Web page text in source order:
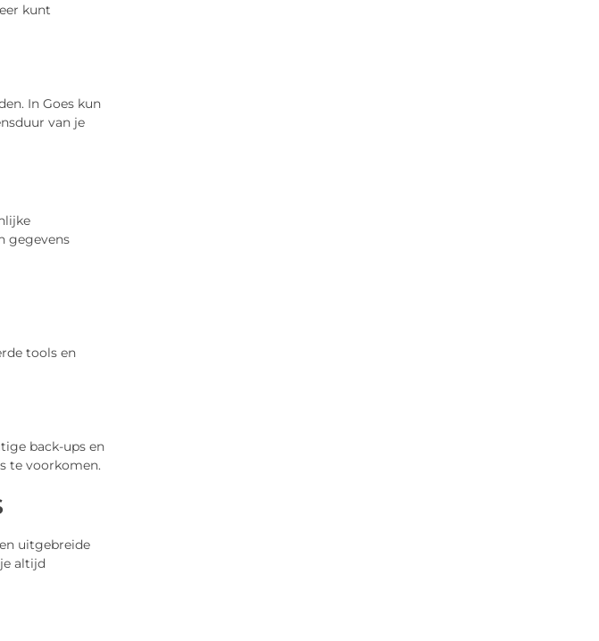
kunt
In Goes kun
van je
gegevens
tools en
back-ups en
te voorkomen.
uitgebreide
altijd